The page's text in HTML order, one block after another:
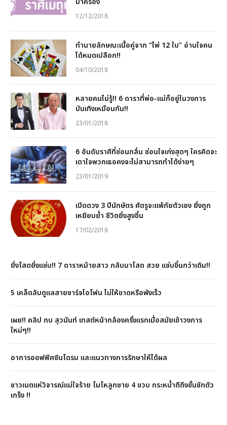
12/12/2018
ทำนายลักษณะเนื้อคู่จาก “ไพ่ 12 ใบ” อ่านใจคน
ได้หมดเปลือก!!
04/10/2018
หลายคนไม่รู้!! 6 ดาราที่พ่อ-แม่ก็อยู่ในวงการ
บันเทิงเหมือนกัน!!
23/01/2018
6 อันดับราศีที่ซ่อนกลิ่น ซ่อนใจเก่งสุดๆ ใครคิดจะ
เดาใจพวกเธอคงจะไม่สามารถทำได้ง่ายๆ
23/01/2019
เปิดดวง 3 ปีนักษัตร ศัตรูจะแพ้ภัยตัวเอง ยิ่งถูก
เหยียบย่ำ ชีวิตยิ่งสูงขึ้น
17/02/2018
ยิ่งโสดยิ่งแซ่บ!! 7 ดาราหม้ายสาว กลับมาโสด สวย แซ่บขึ้นกว่าเดิม!!
5 เคล็ดลับดูแลสายชาร์จไอโฟน ไม่ให้ขาดหรือพังเร็ว
เผย!! คลิป กบ สุวนันท์ เทสต์หน้ากล้องครั้งแรกเมื่อสมัยเข้าวงการ
ใหม่ๆ!!
อาการออฟฟิศซินโดรม และแนวทางการรักษาให้ได้ผล
ชาวเนตแห่วิจารณ์แม่ใจร้าย โมโหลูกชาย 4 ขวบ กระหน่ำตีถึงขั้นชักตัว
เกร็ง !!